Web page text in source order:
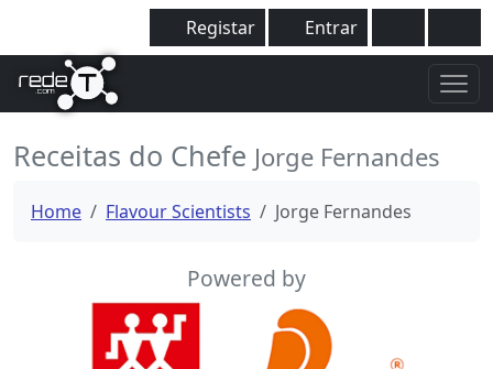
Registar Entrar
Receitas do Chefe Jorge Fernandes
Home Flavour Scientists Jorge Fernandes
Powered by